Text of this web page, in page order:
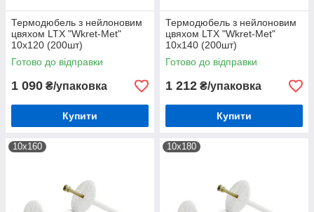
Термодюбель з нейлоновим
цвяхом LTX "Wkret-Met"
10х120 (200шт)
Готово до відправки
1 090 ₴/упаковка
Купити
Термодюбель з нейлоновим
цвяхом LTX "Wkret-Met"
10х140 (200шт)
Готово до відправки
1 212 ₴/упаковка
Купити
10х160 10х180